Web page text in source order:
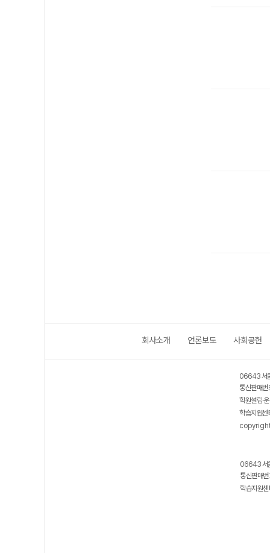
회사소개 언론보도 사회공헌
06643 서
통신판매
학원설립·
학습지원
06643 서
통신판매
학습지원